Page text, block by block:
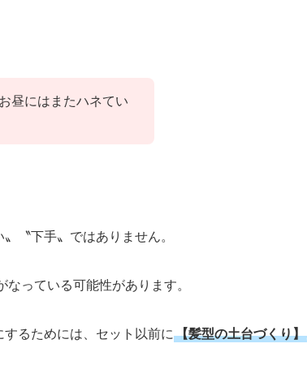
昼にはまたハネてい
〝下手〟ではありません。
なっている可能性があります。
るためには、セット以前に 【髪型の土台づくり】